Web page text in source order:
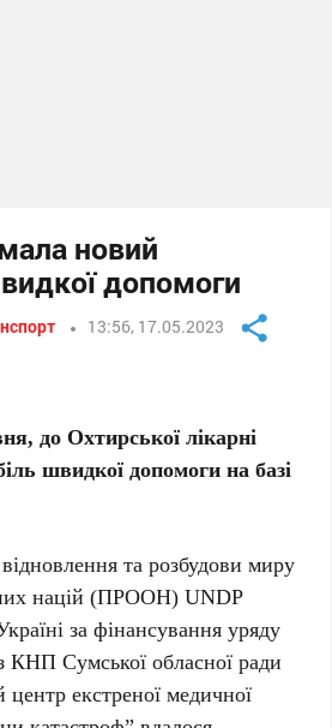
новий
допомоги
13:56, 17.05.2023
до Охтирської лікарні
швидкої допомоги на базі
та розбудови миру
націй (ПРООН) UNDP
за фінансування уряду
КНП Сумської обласної ради
екстреної медичної